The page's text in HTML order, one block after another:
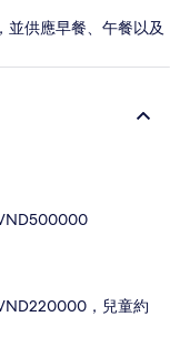
並供應早餐、午餐以及
，兒童約